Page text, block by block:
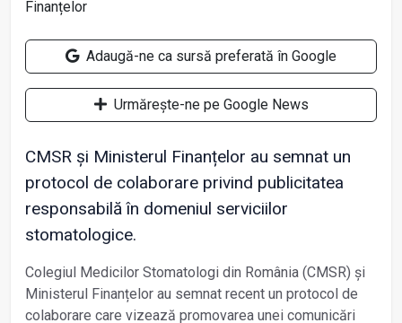
Adaugă-ne ca sursă preferată în Google
Urmărește-ne pe Google News
CMSR și Ministerul Finanțelor au semnat un
protocol de colaborare privind publicitatea
responsabilă în domeniul serviciilor
stomatologice.
Colegiul Medicilor Stomatologi din România (CMSR) și
Ministerul Finanțelor au semnat recent un protocol de
colaborare care vizează promovarea unei comunicări